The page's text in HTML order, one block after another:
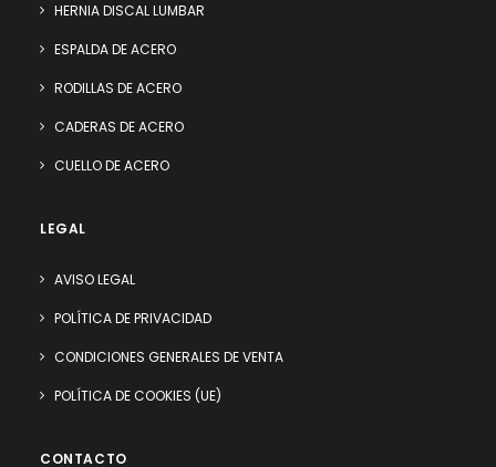
HERNIA DISCAL LUMBAR
ESPALDA DE ACERO
RODILLAS DE ACERO
CADERAS DE ACERO
CUELLO DE ACERO
LEGAL
AVISO LEGAL
POLÍTICA DE PRIVACIDAD
CONDICIONES GENERALES DE VENTA
POLÍTICA DE COOKIES (UE)
CONTACTO